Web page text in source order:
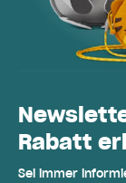
Rabatt
Sei immer